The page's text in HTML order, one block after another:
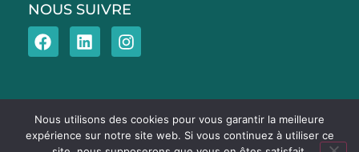
NOUS SUIVRE
Nous utilisons des cookies pour vous garantir la meilleure
expérience sur notre site web. Si vous continuez à utiliser ce